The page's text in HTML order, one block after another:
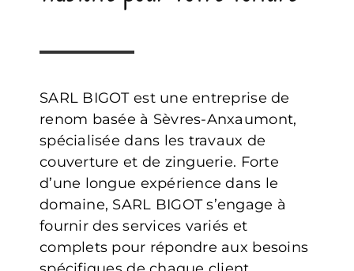
SARL BIGOT est une entreprise de
renom basée à Sèvres-Anxaumont,
spécialisée dans les travaux de
couverture et de zinguerie. Forte
d’une longue expérience dans le
domaine, SARL BIGOT s’engage à
fournir des services variés et
complets pour répondre aux besoins